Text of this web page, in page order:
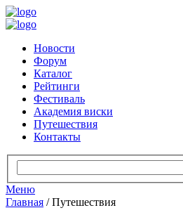
Новости
Форум
Каталог
Рейтинги
Фестиваль
Академия виски
Путешествия
Контакты
Меню
Главная /Путешествия